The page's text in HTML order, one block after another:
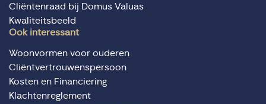
Cliëntenraad bij Domus Valuas
Kwaliteitsbeeld
Ook interessant
Woonvormen voor ouderen
Cliëntvertrouwenspersoon
Kosten en Financiering
Klachtenreglement